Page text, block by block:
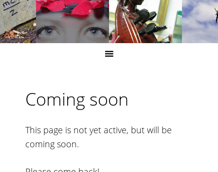
Coming soon
This page is not yet active, but will be
coming soon.